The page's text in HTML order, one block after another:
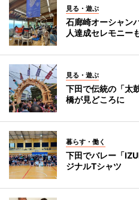
見る・遊ぶ
石廊崎オーシャ
人達成セレモニー
見る・遊ぶ
下田で伝統の「太
橋が見どころに
暮らす・働く
下田でバレー「
ジナルTシャツ